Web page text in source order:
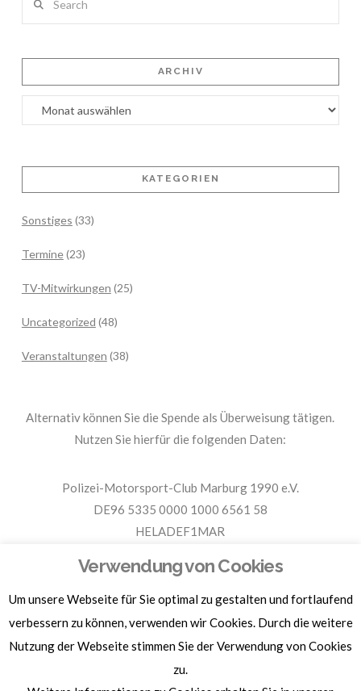
ARCHIV
Archiv
KATEGORIEN
Sonstiges (33)
Termine(23)
TV-Mitwirkungen (25)
Uncategorized (48)
Veranstaltungen (38)
Alternativ können Sie die Spende als Überweisung tätigen.
Nutzen Sie hierfür die folgenden Daten:
Polizei-Motorsport-Club Marburg 1990 e.V.
DE96 5335 0000 1000 6561 58
HELADEF1MAR
Für Spendenbescheinigungen, Sachspenden und weitere
Informationen, hier klicken.
Verwendung von Cookies
Um unsere Webseite für Sie optimal zu gestalten und fortlaufend
verbessern zu können, verwenden wir Cookies. Durch die weitere
Nutzung der Webseite stimmen Sie der Verwendung von Cookies
zu.